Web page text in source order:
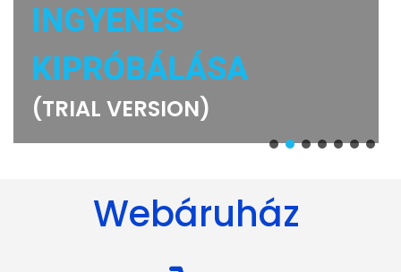
INGYENES
KIPRÓBÁLÁSA
(TRIAL VERSION)
Webáruház